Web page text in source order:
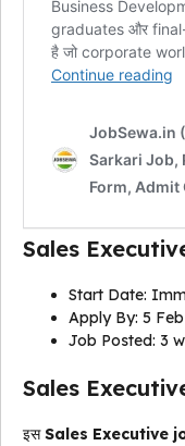
Sales
Start Date:
Apply By: 5
Job Posted: 3
Sales
इसSales Executive